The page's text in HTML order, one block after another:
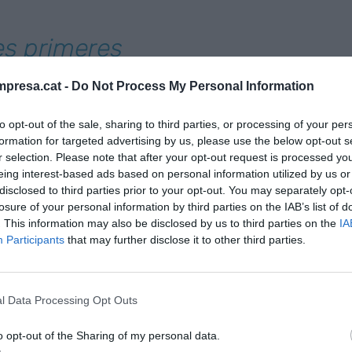
- Do Not Process My Personal Information
opt-out of the sale, sharing to third parties, or processing of your
for targeted advertising by us, please use the below opt-out
selection. Please note that after your opt-out request is processed
interest-based ads based on personal information utilized by us
to third parties prior to your opt-out. You may separately
of your personal information by third parties on the IAB’s list of
This information may also be disclosed by us to third parties on the
Participants that may further disclose it to other third parties.
Data Processing Opt Outs
opt-out of the Sharing of my personal data.
primeres
de
el 1944
de qualitat de Barcelona. Va obrir
ja tenia una història d'amor pròpia per
va visitar-lo amb un primer nuvi; una
traspassava no va dubtar en interessar-se per
Va ser una inversió forta, de prop d'un milió
el personal, el receptari i els
que no podia perdre els seus rituals però
feina s'ha fet bé. La prova fefaent són els 1,8